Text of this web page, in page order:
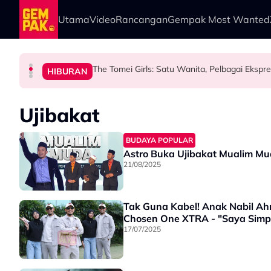
Skip to main content
UtamaVideoRancanganGempak Most Wanted
HIBURAN “Jangan
HIBURAN The Tomei Girls: Satu Wanita, Pelbagai
HIBURAN “Mungkin Rupa
HIBURAN Iqbal Tolak Tawaran Gimik Bercinta Dengan
Ujibakat
BUDAYA POPULAR
Astro Buka Ujibakat Mualim
21/08/2025
Tak Guna Kabel! Anak Nabil
Chosen One XTRA - "Saya
17/07/2025